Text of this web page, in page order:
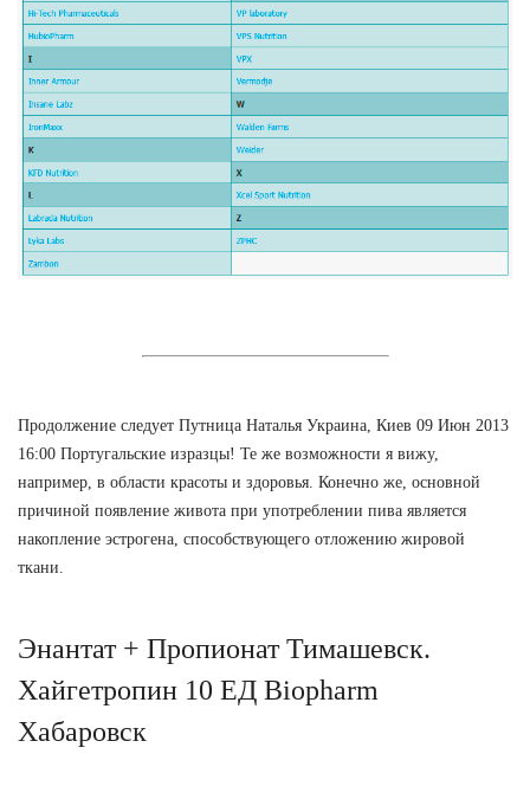
Продолжение следует Путница Наталья Украина, Киев 09 Июн 2013
16:00 Португальские изразцы! Те же возможности я вижу,
например, в области красоты и здоровья. Конечно же, основной
причиной появление живота при употреблении пива является
накопление эстрогена, способствующего отложению жировой
ткани.
Энантат + Пропионат Тимашевск.
Хайгетропин 10 ЕД Biopharm
Хабаровск